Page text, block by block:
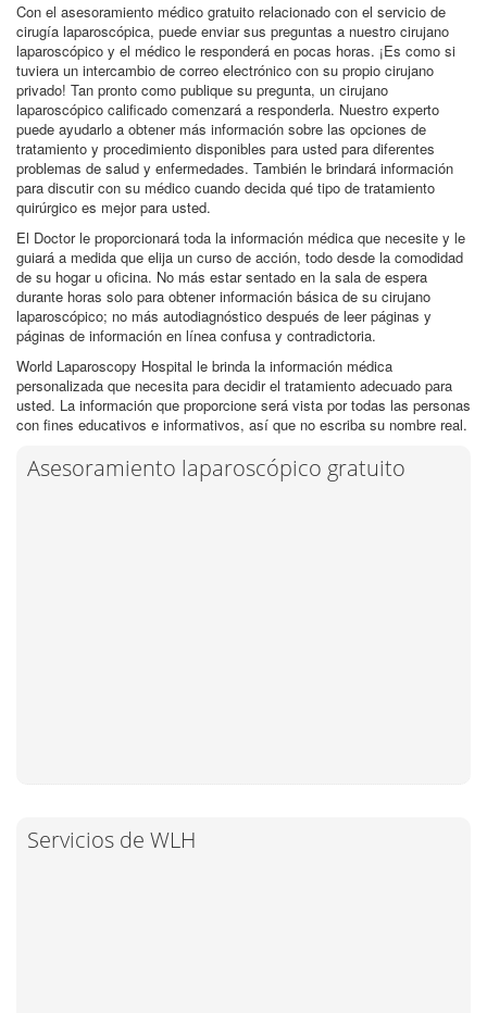
Con el asesoramiento médico gratuito relacionado con el servicio de
cirugía laparoscópica, puede enviar sus preguntas a nuestro cirujano
laparoscópico y el médico le responderá en pocas horas. ¡Es como si
tuviera un intercambio de correo electrónico con su propio cirujano
privado! Tan pronto como publique su pregunta, un cirujano
laparoscópico calificado comenzará a responderla. Nuestro experto
puede ayudarlo a obtener más información sobre las opciones de
tratamiento y procedimiento disponibles para usted para diferentes
problemas de salud y enfermedades. También le brindará información
para discutir con su médico cuando decida qué tipo de tratamiento
quirúrgico es mejor para usted.
El Doctor le proporcionará toda la información médica que necesite y le
guiará a medida que elija un curso de acción, todo desde la comodidad
de su hogar u oficina. No más estar sentado en la sala de espera
durante horas solo para obtener información básica de su cirujano
laparoscópico; no más autodiagnóstico después de leer páginas y
páginas de información en línea confusa y contradictoria.
World Laparoscopy Hospital le brinda la información médica
personalizada que necesita para decidir el tratamiento adecuado para
usted. La información que proporcione será vista por todas las personas
con fines educativos e informativos, así que no escriba su nombre real.
Asesoramiento laparoscópico gratuito
Servicios de WLH